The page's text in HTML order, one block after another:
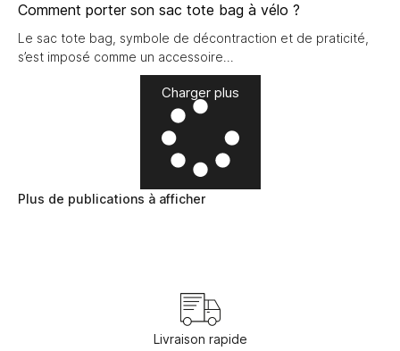
Comment porter son sac tote bag à vélo ?
Le sac tote bag, symbole de décontraction et de praticité,
s’est imposé comme un accessoire
Charger plus
Plus de publications à afficher
Livraison rapide